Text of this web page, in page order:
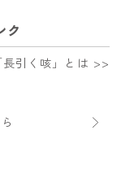
ク
長引く咳」とは >>